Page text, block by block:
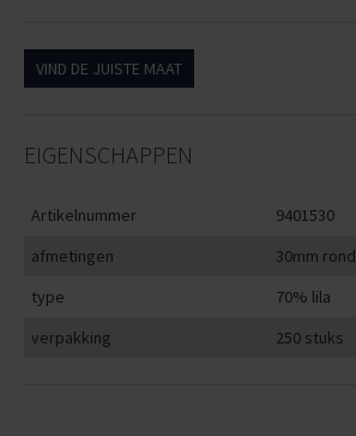
VIND DE JUISTE MAAT
EIGENSCHAPPEN
Artikelnummer
9401530
afmetingen
30mm rond
type
70% lila
verpakking
250 stuks